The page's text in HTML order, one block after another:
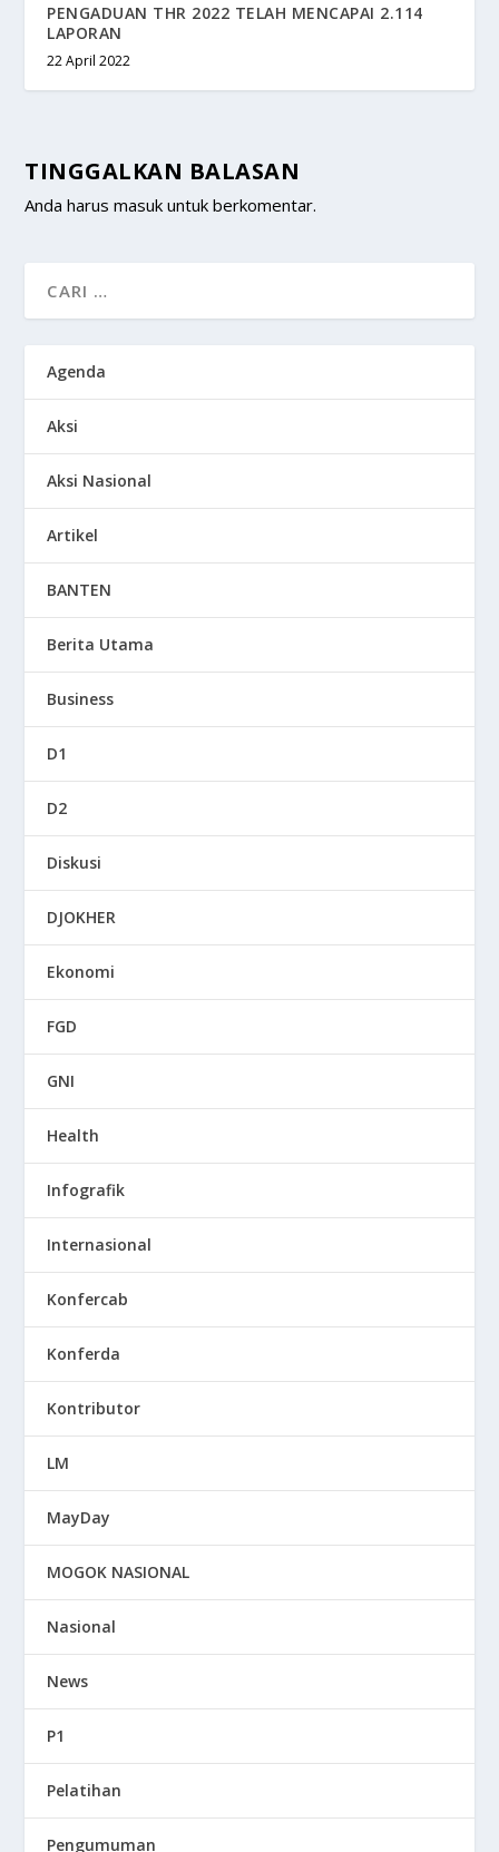
PENGADUAN THR 2022 TELAH MENCAPAI 2.114
LAPORAN
22 April 2022
TINGGALKAN BALASAN
Anda harusmasuk untuk berkomentar.
Agenda
Aksi
Aksi Nasional
Artikel
BANTEN
Berita Utama
Business
D1
D2
Diskusi
DJOKHER
Ekonomi
FGD
GNI
Health
Infografik
Internasional
Konfercab
Konferda
Kontributor
LM
MayDay
MOGOK NASIONAL
Nasional
News
P1
Pelatihan
Pengumuman